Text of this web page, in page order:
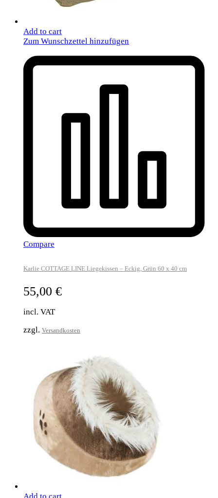
Add to cart
Zum Wunschzettel hinzufügen
Compare
Karlie COTTAGE LINE Liegekissen – Eckig, Grün 60 x 40 cm
55,00 €
incl. VAT
zzgl. Versandkosten